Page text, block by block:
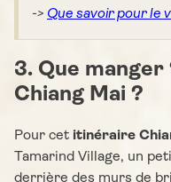
-> Que savoir pour le
3. Que
Chiang Mai ?
Pour cet itinéraire
Tamarind Village, un
derrière des murs de